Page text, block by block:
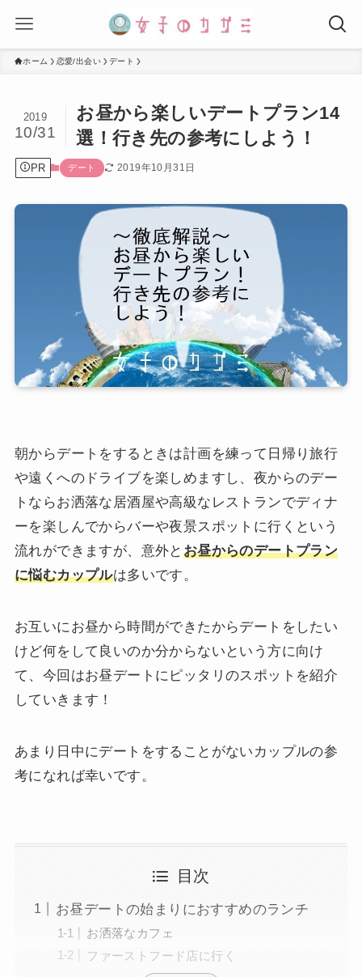
ホーム 恋愛/出会い デート
お昼から楽しいデートプラン14
選！行き先の参考にしよう！
2019
10/31
PR デート 2019年10月31日
朝からデートをするときは計画を練って日帰り旅行
や遠くへのドライブを楽しめますし、夜からのデー
トならお洒落な居酒屋や高級なレストランでディナ
ーを楽しんでからバーや夜景スポットに行くという
流れができますが、意外と お昼からのデートプラン
に悩むカップルは多いです。
お互いにお昼から時間ができたからデートをしたい
けど何をして良いのか分からないという方に向け
て、今回はお昼デートにピッタリのスポットを紹介
していきます！
あまり日中にデートをすることがないカップルの参
考になれば幸いです。
目次
お昼デートの始まりにおすすめのランチ
お洒落なカフェ
ファーストフード店に行く